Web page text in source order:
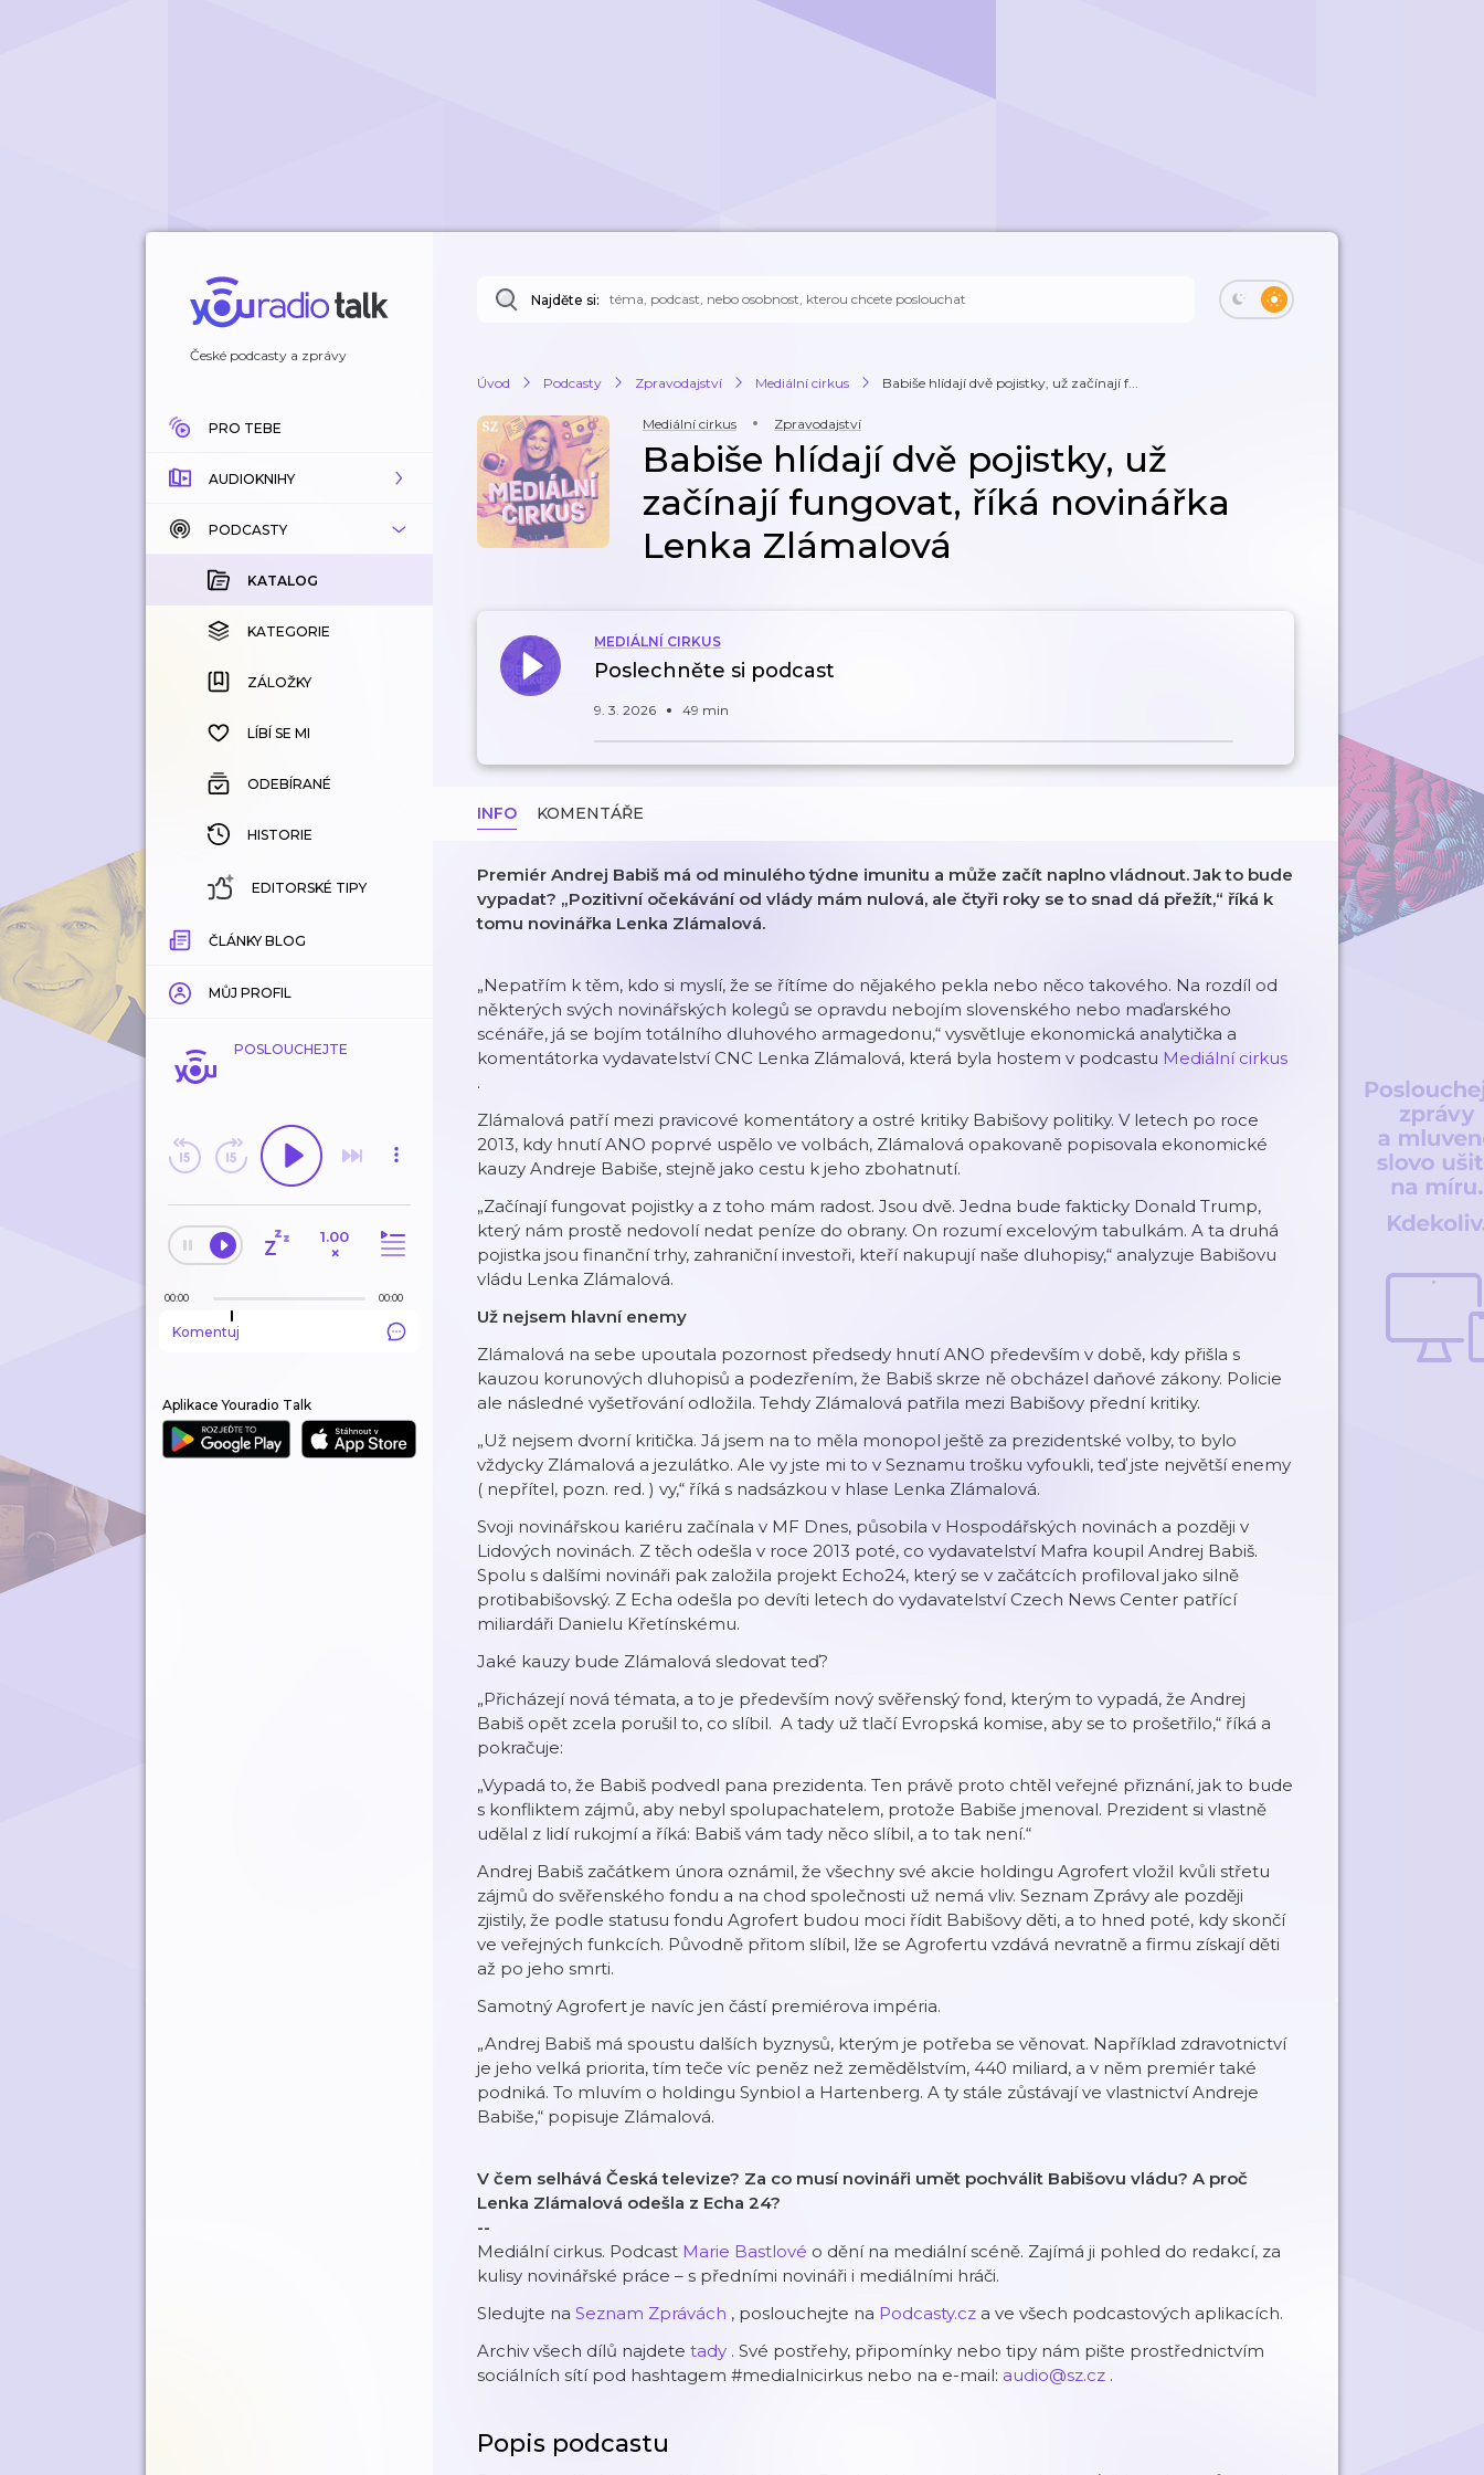
České podcasty a zprávy
PRO TEBE
AUDIOKNIHY
KATALOG
KOUPENÉ
KATEGORIE
ZÁLOŽKY
HISTORIE
PODCASTY
KATALOG
KATEGORIE
ZÁLOŽKY
LÍBÍ SE MI
ODEBÍRANÉ
HISTORIE
EDITORSKÉ TIPY
ČLÁNKY BLOG
MŮJ PROFIL
POSLOUCHEJTE
1.00
×
00:00 00:00
Komentuj
Aplikace Youradio Talk
Najděte si:
Úvod Podcasty Zpravodajství Mediální cirkus Babiše hlídají dvě pojistky, už začínají f...
Mediální cirkus Zpravodajství
Babiše hlídají dvě pojistky, už
začínají fungovat, říká novinářka
Lenka Zlámalová
MEDIÁLNÍ CIRKUS
Poslechněte si podcast
9. 3. 2026 49 min
INFO KOMENTÁŘE
Premiér Andrej Babiš má od minulého týdne imunitu a může začít naplno vládnout. Jak to bude
vypadat? „Pozitivní očekávání od vlády mám nulová, ale čtyři roky se to snad dá přežít,“ říká k
tomu novinářka Lenka Zlámalová.
„Nepatřím k těm, kdo si myslí, že se řítíme do nějakého pekla nebo něco takového. Na rozdíl od
některých svých novinářských kolegů se opravdu nebojím slovenského nebo maďarského
scénáře, já se bojím totálního dluhového armagedonu,“ vysvětluje ekonomická analytička a
komentátorka vydavatelství CNC Lenka Zlámalová, která byla hostem v podcastu Mediální cirkus
.
Zlámalová patří mezi pravicové komentátory a ostré kritiky Babišovy politiky. V letech po roce
2013, kdy hnutí ANO poprvé uspělo ve volbách, Zlámalová opakovaně popisovala ekonomické
kauzy Andreje Babiše, stejně jako cestu k jeho zbohatnutí.
„Začínají fungovat pojistky a z toho mám radost. Jsou dvě. Jedna bude fakticky Donald Trump,
který nám prostě nedovolí nedat peníze do obrany. On rozumí excelovým tabulkám. A ta druhá
pojistka jsou finanční trhy, zahraniční investoři, kteří nakupují naše dluhopisy,“ analyzuje Babišovu
vládu Lenka Zlámalová.
Už nejsem hlavní enemy
Zlámalová na sebe upoutala pozornost předsedy hnutí ANO především v době, kdy přišla s
kauzou korunových dluhopisů a podezřením, že Babiš skrze ně obcházel daňové zákony. Policie
ale následné vyšetřování odložila. Tehdy Zlámalová patřila mezi Babišovy přední kritiky.
„Už nejsem dvorní kritička. Já jsem na to měla monopol ještě za prezidentské volby, to bylo
vždycky Zlámalová a jezulátko. Ale vy jste mi to v Seznamu trošku vyfoukli, teď jste největší enemy
( nepřítel, pozn. red. ) vy,“ říká s nadsázkou v hlase Lenka Zlámalová.
Svoji novinářskou kariéru začínala v MF Dnes, působila v Hospodářských novinách a později v
Lidových novinách. Z těch odešla v roce 2013 poté, co vydavatelství Mafra koupil Andrej Babiš.
Spolu s dalšími novináři pak založila projekt Echo24, který se v začátcích profiloval jako silně
protibabišovský. Z Echa odešla po devíti letech do vydavatelství Czech News Center patřící
miliardáři Danielu Křetínskému.
Jaké kauzy bude Zlámalová sledovat teď?
„Přicházejí nová témata, a to je především nový svěřenský fond, kterým to vypadá, že Andrej
Babiš opět zcela porušil to, co slíbil. A tady už tlačí Evropská komise, aby se to prošetřilo,“ říká a
pokračuje:
„Vypadá to, že Babiš podvedl pana prezidenta. Ten právě proto chtěl veřejné přiznání, jak to bude
s konfliktem zájmů, aby nebyl spolupachatelem, protože Babiše jmenoval. Prezident si vlastně
udělal z lidí rukojmí a říká: Babiš vám tady něco slíbil, a to tak není.“
Andrej Babiš začátkem února oznámil, že všechny své akcie holdingu Agrofert vložil kvůli střetu
zájmů do svěřenského fondu a na chod společnosti už nemá vliv. Seznam Zprávy ale později
zjistily, že podle statusu fondu Agrofert budou moci řídit Babišovy děti, a to hned poté, kdy skončí
ve veřejných funkcích. Původně přitom slíbil, lže se Agrofertu vzdává nevratně a firmu získají děti
až po jeho smrti.
Samotný Agrofert je navíc jen částí premiérova impéria.
„Andrej Babiš má spoustu dalších byznysů, kterým je potřeba se věnovat. Například zdravotnictví
je jeho velká priorita, tím teče víc peněz než zemědělstvím, 440 miliard, a v něm premiér také
podniká. To mluvím o holdingu Synbiol a Hartenberg. A ty stále zůstávají ve vlastnictví Andreje
Babiše,“ popisuje Zlámalová.
V čem selhává Česká televize? Za co musí novináři umět pochválit Babišovu vládu? A proč
Lenka Zlámalová odešla z Echa 24?
--
Mediální cirkus. Podcast Marie Bastlové o dění na mediální scéně. Zajímá ji pohled do redakcí, za
kulisy novinářské práce – s předními novináři i mediálními hráči.
Sledujte na Seznam Zprávách , poslouchejte na Podcasty.cz a ve všech podcastových aplikacích.
Archiv všech dílů najdete tady . Své postřehy, připomínky nebo tipy nám pište prostřednictvím
sociálních sítí pod hashtagem #medialnicirkus nebo na e-mail: audio@sz.cz .
Popis podcastu